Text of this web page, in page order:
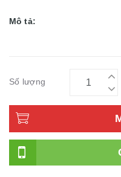
Mô tả:
Số lượng